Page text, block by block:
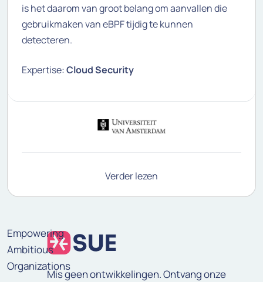
is het daarom van groot belang om aanvallen die
gebruikmaken van eBPF tijdig te kunnen
detecteren.
Expertise:Cloud Security
Verder lezen
Empowering
Ambitious
Organizations
Mis geen ontwikkelingen. Ontvang onze